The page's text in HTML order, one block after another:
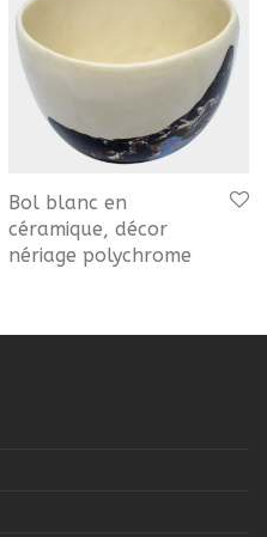
Bol blanc en
céramique, décor
nériage polychrome